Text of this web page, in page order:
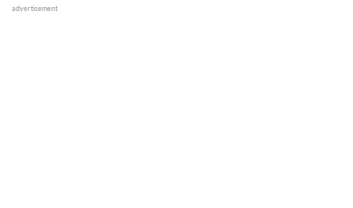
advertisement